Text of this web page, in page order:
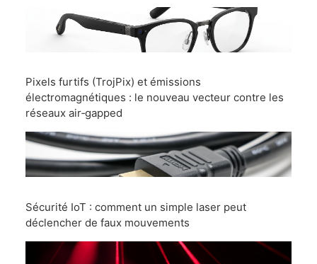
Pixels furtifs (TrojPix) et émissions
électromagnétiques : le nouveau vecteur contre les
réseaux air‑gapped
Sécurité IoT : comment un simple laser peut
déclencher de faux mouvements